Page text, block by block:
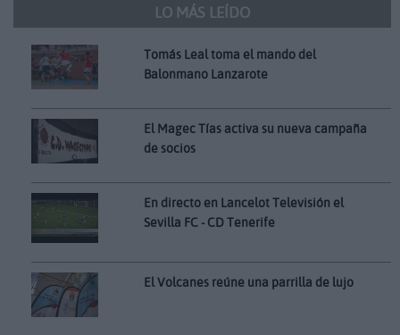
LO MÁS LEÍDO
Tomás Leal toma el mando del
Balonmano Lanzarote
El Magec Tías activa su nueva campaña
de socios
En directo en Lancelot Televisión el
Sevilla FC - CD Tenerife
El Volcanes reúne una parrilla de lujo